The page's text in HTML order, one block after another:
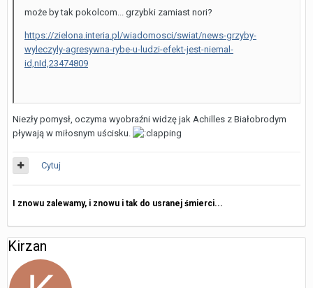
może by tak pokolcom... grzybki zamiast nori?
https://zielona.interia.pl/wiadomosci/swiat/news-grzyby-
wyleczyly-agresywna-rybe-u-ludzi-efekt-jest-niemal-
id,nId,23474809
Niezły pomysł, oczyma wyobraźni widzę jak Achilles z Białobrodym
pływają w miłosnym uścisku.
Cytuj
I znowu zalewamy, i znowu i tak do usranej śmierci...
Kirzan